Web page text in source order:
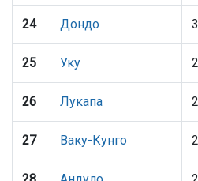
24 Дондо
25 Уку
26 Лукапа
27 Ваку-Кунго